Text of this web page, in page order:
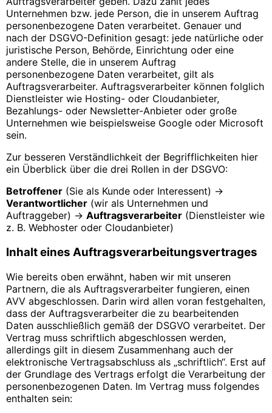
Unternehmen bzw. jede Person, die in unserem Auftrag
personenbezogene Daten verarbeitet. Genauer und
nach der DSGVO-Definition gesagt: jede natürliche oder
juristische Person, Behörde, Einrichtung oder eine
andere Stelle, die in unserem Auftrag
personenbezogene Daten verarbeitet, gilt als
Auftragsverarbeiter. Auftragsverarbeiter können folglich
Dienstleister wie Hosting- oder Cloudanbieter,
Bezahlungs- oder Newsletter-Anbieter oder große
Unternehmen wie beispielsweise Google oder Microsoft
sein.
Zur besseren Verständlichkeit der Begrifflichkeiten hier
ein Überblick über die drei Rollen in der DSGVO:
Betroffener (Sie als Kunde oder Interessent) →
Verantwortlicher (wir als Unternehmen und
Auftraggeber) → Auftragsverarbeiter (Dienstleister wie
z. B. Webhoster oder Cloudanbieter)
Inhalt eines Auftragsverarbeitungsvertrages
Wie bereits oben erwähnt, haben wir mit unseren
Partnern, die als Auftragsverarbeiter fungieren, einen
AVV abgeschlossen. Darin wird allen voran festgehalten,
dass der Auftragsverarbeiter die zu bearbeitenden
Daten ausschließlich gemäß der DSGVO verarbeitet. Der
Vertrag muss schriftlich abgeschlossen werden,
allerdings gilt in diesem Zusammenhang auch der
elektronische Vertragsabschluss als „schriftlich“. Erst auf
der Grundlage des Vertrags erfolgt die Verarbeitung der
personenbezogenen Daten. Im Vertrag muss folgendes
enthalten sein: